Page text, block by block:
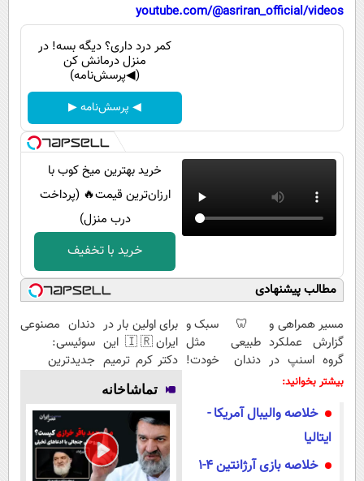
فناوری
گوناگون
بین الملل
اجتماعی
youtube.com/@asriran_official/videos
کمر درد داری؟ دیگه بسه! در
منزل درمانش کن
(◀پرسش‌نامه)
◀ پرسش‌نامه ▶
خرید بهترین میخ کوب با
ارزان‌ترین قیمت🔥 (پرداخت
درب منزل)
خرید با تخفیف
مطالب پیشنهادی
مسیر همراهی و
گزارش عملکرد
گروه اسنپ در
۱۴۰۴
🦷 سبک و
طبیعی مثل
دندان خودت!
اقساطی 💳 📍
برای اولین بار در
ایران🇮🇷 این
دکتر کرم ترمیم
کننده 23 روزه
ساخت!
دندان مصنوعی
سوئیسی:
جدیدترین
پرداخت قسطی
بیشتر بخوانید:
خلاصه والیبال آمریکا -
ایتالیا
خلاصه بازی آرژانتین 4-1
تماشاخانه